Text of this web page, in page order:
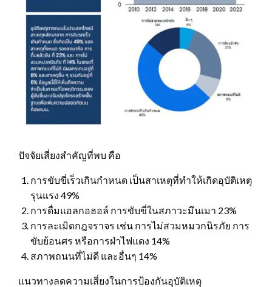
ปัจจัยเสี่ยงสําคัญที่พบ คือ
การขับขี่เร็วเกินกําหนด เป็นสาเหตุที่ทําให้เกิดอุบัติเหตุ
รุนแรง 49%
การดื่มแอลกอฮอล์ การขับขี่ในสภาวะมึนเมา 23%
การละเมิดกฎจราจร เช่น การไม่สวมหมวกนิรภัย การ
ขับย้อนศร หรือการฝ่าไฟแดง 14%
สภาพถนนที่ไม่ดี และอื่นๆ 14%
แนวทางลดความเสี่ยงในการป้องกันอุบัติเหตุ